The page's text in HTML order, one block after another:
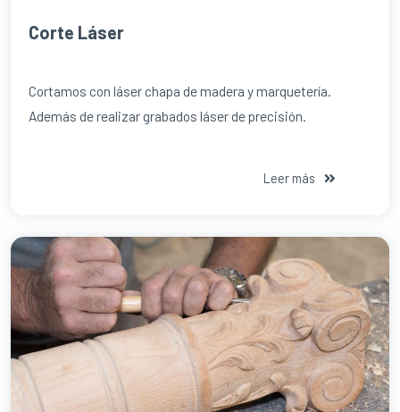
Corte Láser
Cortamos con láser chapa de madera y marquetería.
Además de realizar grabados láser de precisión.
Leer más